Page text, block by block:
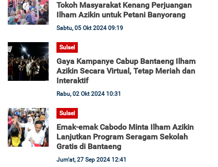
Tokoh Masyarakat Kenang Perjuangan
Ilham Azikin untuk Petani Banyorang
Sabtu, 05 Okt 2024 09:19
Sulsel
Gaya Kampanye Cabup Bantaeng Ilham
Azikin Secara Virtual, Tetap Meriah dan
Interaktif
Rabu, 02 Okt 2024 10:31
Sulsel
Emak-emak Cabodo Minta Ilham Azikin
Lanjutkan Program Seragam Sekolah
Gratis di Bantaeng
Jum'at, 27 Sep 2024 12:41